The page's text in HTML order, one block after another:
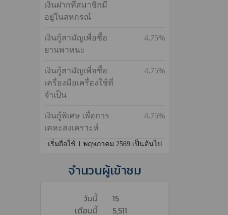
เงินกู้สามัญเพื่อ
ย่อย
ทุนเรือนหุ้น และหรือ
เงินฝากที่สมาชิกมี
อยู่ในสหกรณ์
เงินกู้สามัญเพื่อซื้อ
ยานพาหนะ
4.75%
เครื่องมือเครื่องใช้ที่
เงินกู้พิเศษ เพื่อการ
เคหะสงเคราะห์